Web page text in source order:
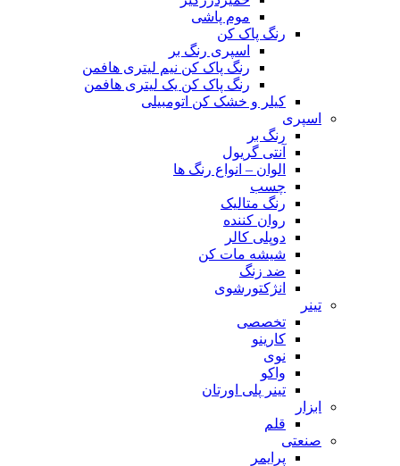
موم پاشی
رنگ پاک کن
اسپری رنگ بر
رنگ پاک کن نیم لیتری هافمن
رنگ پاک کن یک لیتری هافمن
کیلر و خشک کن اتومبیلی
اسپری
رنگ بر
آنتی گریول
الوان – انواع رنگ ها
چسب
رنگ متالیک
روان کننده
دوپلی کالر
شیشه مات کن
ضد زنگ
انژکتورشوی
تینر
تخصصی
کارینو
نوی
واکو
تینر پلی اورتان
ابزار
قلم
صنعتی
پرایمر